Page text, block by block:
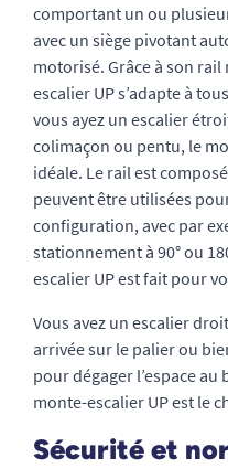
comportant un ou
avec un siège pivotant
motorisé. Grâce à son
escalier UP s’adapte à
vous ayez un escalier
colimaçon ou pentu, le
idéale. Le rail est
peuvent être utilisées
configuration, avec par
stationnement à 90° ou
escalier UP est fait pour
Vous avez un escalier
arrivée sur le palier ou
pour dégager l’espace au
monte-escalier UP est le
Sécurité et